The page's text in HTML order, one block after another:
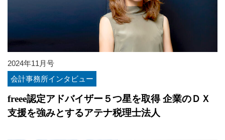
2024年11月号
会計事務所インタビュー
freee認定アドバイザー５つ星を取得 企業のＤＸ
支援を強みとするアテナ税理士法人